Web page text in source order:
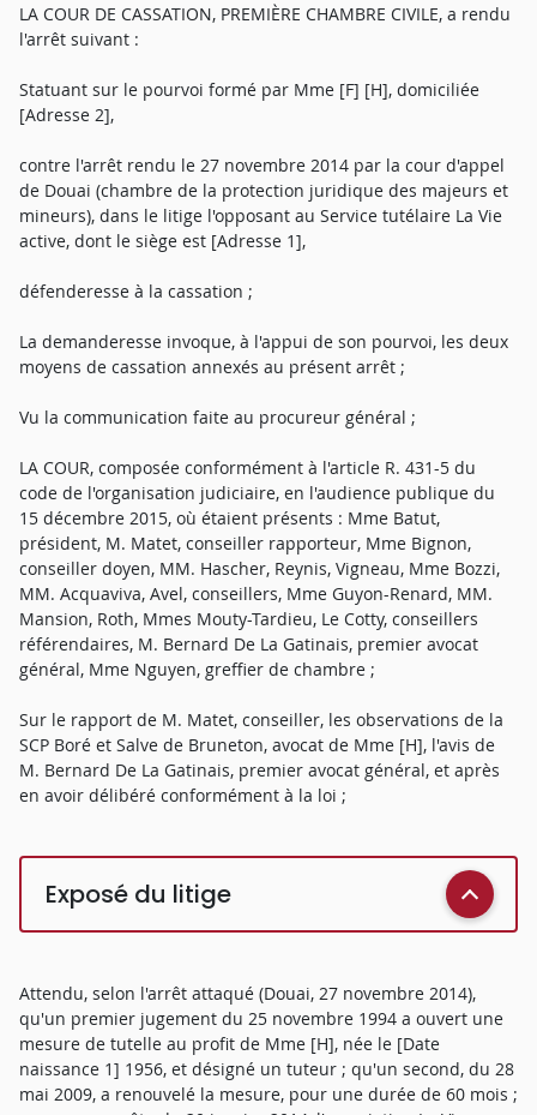
LA COUR DE CASSATION, PREMIÈRE CHAMBRE CIVILE, a rendu
l'arrêt suivant :
Statuant sur le pourvoi formé par Mme [F] [H], domiciliée
[Adresse 2],
contre l'arrêt rendu le 27 novembre 2014 par la cour d'appel
de Douai (chambre de la protection juridique des majeurs et
mineurs), dans le litige l'opposant au Service tutélaire La Vie
active, dont le siège est [Adresse 1],
défenderesse à la cassation ;
La demanderesse invoque, à l'appui de son pourvoi, les deux
moyens de cassation annexés au présent arrêt ;
Vu la communication faite au procureur général ;
LA COUR, composée conformément à l'article R. 431-5 du
code de l'organisation judiciaire, en l'audience publique du
15 décembre 2015, où étaient présents : Mme Batut,
président, M. Matet, conseiller rapporteur, Mme Bignon,
conseiller doyen, MM. Hascher, Reynis, Vigneau, Mme Bozzi,
MM. Acquaviva, Avel, conseillers, Mme Guyon-Renard, MM.
Mansion, Roth, Mmes Mouty-Tardieu, Le Cotty, conseillers
référendaires, M. Bernard De La Gatinais, premier avocat
général, Mme Nguyen, greffier de chambre ;
Sur le rapport de M. Matet, conseiller, les observations de la
SCP Boré et Salve de Bruneton, avocat de Mme [H], l'avis de
M. Bernard De La Gatinais, premier avocat général, et après
en avoir délibéré conformément à la loi ;
Exposé du litige
Attendu, selon l'arrêt attaqué (Douai, 27 novembre 2014),
qu'un premier jugement du 25 novembre 1994 a ouvert une
mesure de tutelle au profit de Mme [H], née le [Date
naissance 1] 1956, et désigné un tuteur ; qu'un second, du 28
mai 2009, a renouvelé la mesure, pour une durée de 60 mois ;